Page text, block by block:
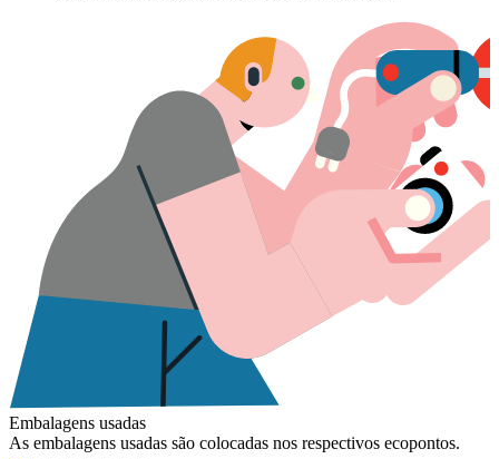
Embalagens usadas
As embalagens usadas são colocadas nos respectivos ecopontos.